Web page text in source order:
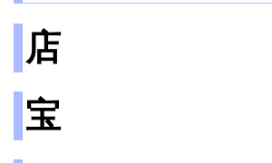
店
宝